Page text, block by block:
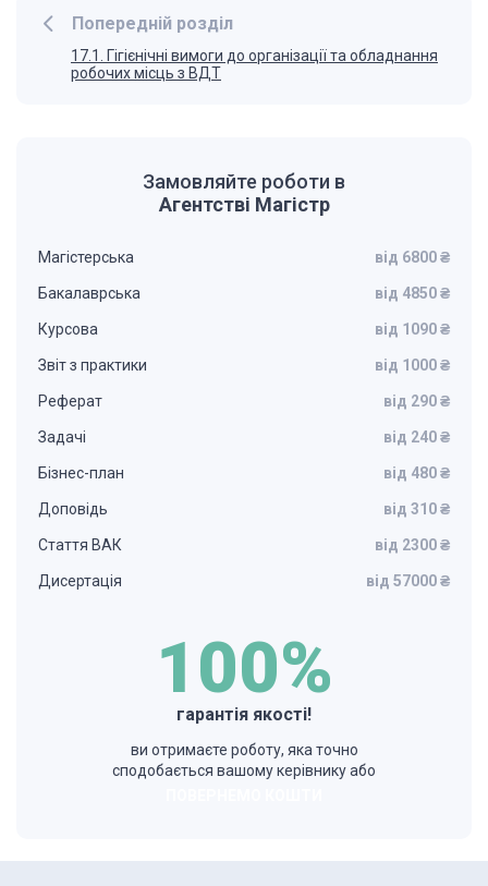
Попередній розділ
17.1. Гігієнічні вимоги до організації та обладнання
робочих місць з ВДТ
Замовляйте роботи в
Агентстві Магістр
Магістерська від 6800 ₴
Бакалаврська від 4850 ₴
Курсова від 1090 ₴
Звіт з практики від 1000 ₴
Реферат від 290 ₴
Задачі від 240 ₴
Бізнес-план від 480 ₴
Доповідь від 310 ₴
Стаття ВАК від 2300 ₴
Дисертація від 57000 ₴
100%
гарантія якості!
ви отримаєте роботу, яка точно
сподобається вашому керівнику або